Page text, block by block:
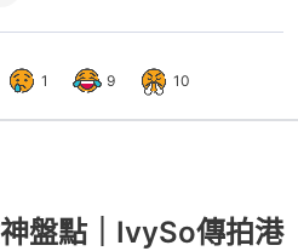
1 9 10
盤點｜IvySo傳拍港